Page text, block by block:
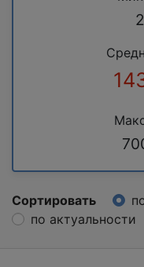
Сортировать
по актуальности